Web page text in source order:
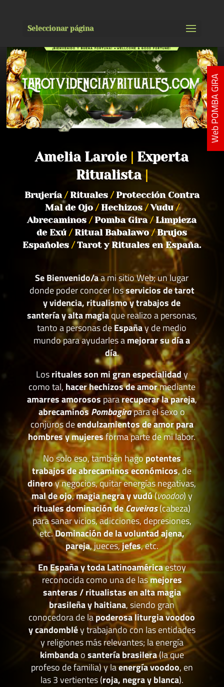
Seleccionar página
Amelia Laroie
Experta
Ritualista
Brujería /Rituales /Protección Contra
Mal de Ojo /Hechizos/Vudu/
Abrecaminos/Pomba Gira/Limpieza
de Exú/Ritual Babalawo/Brujos
Españoles/Tarot y Rituales en España.
Se Bienvenido/aa mi sitio Web; un lugar
donde poder conocer losservicios de tarot
y videncia, ritualismo y trabajos de
santería y alta magiaque realizo a personas,
tanto a personas deEspañay de medio
mundo para ayudarles amejorar su día a
día.
Losrituales son mi gran especialidady
como tal, hacer hechizos de amormediante
amarres amorosospararecuperar la pareja,
abrecaminosPombagirapara el sexo o
conjuros deendulzamientos de amor para
hombres y mujeresforma parte de mi labor.
No solo eso, también hagopotentes
trabajos de abrecaminos económicos, de
dineroy negocios, quitar energías negativas,
mal de ojo,magia negra y vudú(voodoo) y
rituales dominación deCaveiras(cabeza)
para sanar vicios, adicciones, depresiones,
etc.Dominación de la voluntad ajena,
pareja, jueces,jefes, etc.
En España y toda Latinoaméricaestoy
reconocida como una de lasmejores
santeras / ritualistas en alta magia
brasileña y haitiana, siendo gran
conocedora de lapoderosa liturgia voodoo
y candombléy trabajando con las entidades
y religiones más relevantes; la energía
kimbandaosantería brasilera(la que
profeso de familia) y laenergía voodoo, en
las 3 vertientes (roja, negra y blanca).
Web POMBA GIRA